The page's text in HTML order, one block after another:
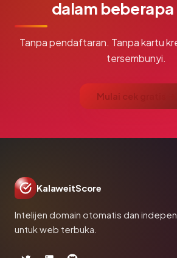
dalam
Tanpa pendaftaran. Tanpa kartu
tersembunyi.
Mulai cek gratis →
KalaweitScore
Intelijen domain otomatis dan
untuk web terbuka.